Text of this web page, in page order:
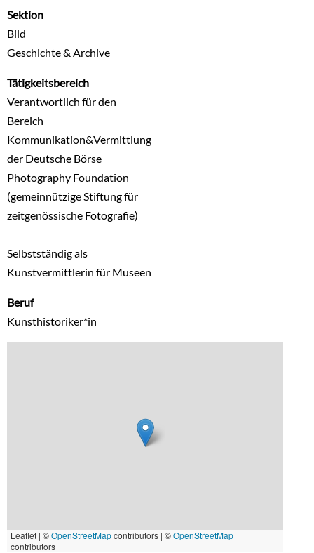
Sektion
Bild
Geschichte & Archive
Tätigkeitsbereich
Verantwortlich für den
Bereich
Kommunikation&Vermittlung
der Deutsche Börse
Photography Foundation
(gemeinnützige Stiftung für
zeitgenössische Fotografie)
Selbstständig als
Kunstvermittlerin für Museen
Beruf
Kunsthistoriker*in
Leaflet | ©OpenStreetMapcontributors | ©OpenStreetMap
contributors